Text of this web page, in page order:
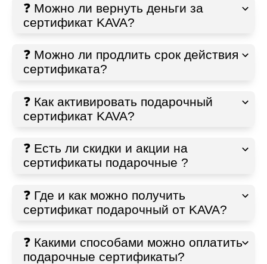
❓ Можно ли вернуть деньги за
сертификат KAVA?
❓ Можно ли продлить срок действия
сертификата?
❓ Как активировать подарочный
сертификат KAVA?
❓ Есть ли скидки и акции на
сертификаты подарочные ?
❓ Где и как можно получить
сертификат подарочный от KAVA?
❓ Какими способами можно оплатить
подарочные сертификаты?